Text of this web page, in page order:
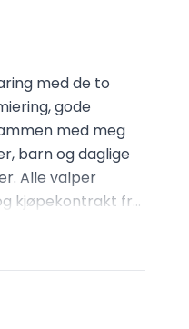
med de to
gode
med meg
barn og daglige
Alle valper
kjøpekontrakt fra
Og de får i tillegg